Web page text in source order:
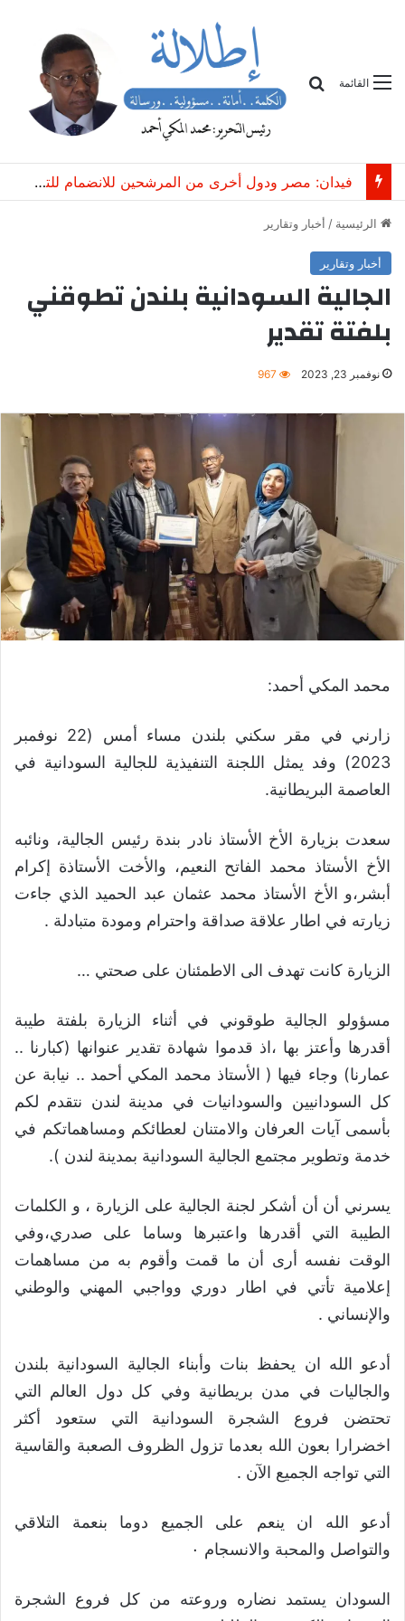
القائمة
فيدان: مصر ودول أخرى من المرشحين للانضمام للتحالف التركي السعودي الباكستاني
الرئيسية / أخبار وتقارير
أخبار وتقارير
الجالية السودانية بلندن تطوقني
بلفتة تقدير
نوفمبر 23, 2023 967
محمد المكي أحمد:
زارني في مقر سكني بلندن مساء أمس (22 نوفمبر
2023) وفد يمثل اللجنة التنفيذية للجالية السودانية في
العاصمة البريطانية.
سعدت بزيارة الأخ الأستاذ نادر بندة رئيس الجالية، ونائبه
الأخ الأستاذ محمد الفاتح النعيم، والأخت الأستاذة إكرام
أبشر،و الأخ الأستاذ محمد عثمان عبد الحميد الذي جاءت
زيارته في اطار علاقة صداقة واحترام ومودة متبادلة .
الزيارة كانت تهدف الى الاطمئنان على صحتي …
مسؤولو الجالية طوقوني في أثناء الزيارة بلفتة طيبة
أقدرها وأعتز بها ،اذ قدموا شهادة تقدير عنوانها (كبارنا ..
عمارنا) وجاء فيها ( الأستاذ محمد المكي أحمد .. نيابة عن
كل السودانيين والسودانيات في مدينة لندن نتقدم لكم
بأسمى آيات العرفان والامتنان لعطائكم ومساهماتكم في
خدمة وتطوير مجتمع الجالية السودانية بمدينة لندن ).
يسرني أن أن أشكر لجنة الجالية على الزيارة ، و الكلمات
الطيبة التي أقدرها واعتبرها وساما على صدري،وفي
الوقت نفسه أرى أن ما قمت وأقوم به من مساهمات
إعلامية تأتي في اطار دوري وواجبي المهني والوطني
والإنساني .
أدعو الله ان يحفظ بنات وأبناء الجالية السودانية بلندن
والجاليات في مدن بريطانية وفي كل دول العالم التي
تحتضن فروع الشجرة السودانية التي ستعود أكثر
اخضرارا بعون الله بعدما تزول الظروف الصعبة والقاسية
التي تواجه الجميع الآن .
أدعو الله ان ينعم على الجميع دوما بنعمة التلاقي
والتواصل والمحبة والانسجام ٠
السودان يستمد نضاره وروعته من كل فروع الشجرة